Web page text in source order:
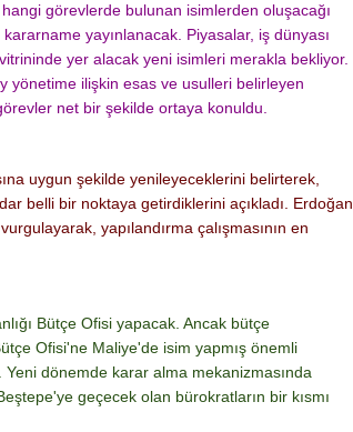
görevlerde bulunan isimlerden oluşacağı
yayınlanacak. Piyasalar, iş dünyası
yer alacak yeni isimleri merakla bekliyor.
yönetime ilişkin esas ve usulleri belirleyen
net bir şekilde ortaya konuldu.
uygun şekilde yenileyeceklerini belirterek,
belli bir noktaya getirdiklerini açıkladı. Erdoğan
yapılandırma çalışmasının en
Bütçe Ofisi yapacak. Ancak bütçe
Ofisi'ne Maliye'de isim yapmış önemli
dönemde karar alma mekanizmasında
geçecek olan bürokratların bir kısmı